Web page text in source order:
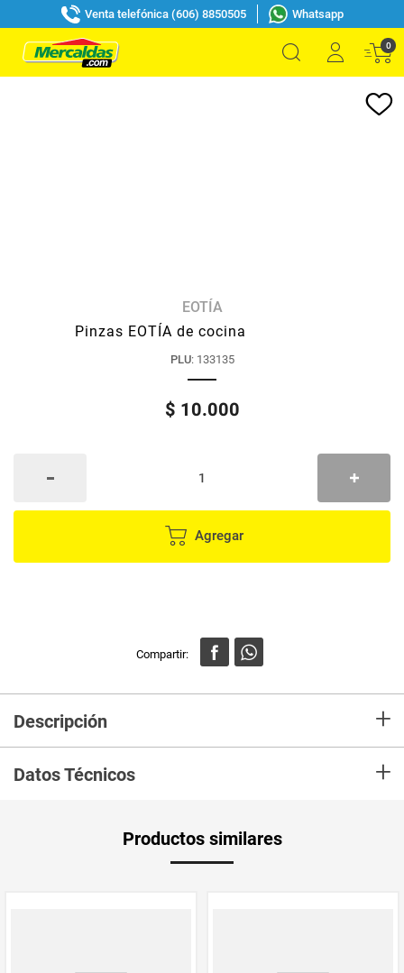
Venta telefónica (606) 8850505 Whatsapp
0
EOTÍA
Pinzas EOTÍA de cocina
PLU: 133135
$ 10.000
Agregar
Descripción +
Datos Técnicos +
Productos similares